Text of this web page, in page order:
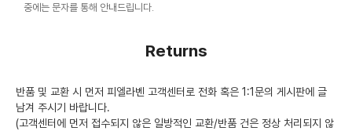
중에는 문자를 통해 안내드립니다.
Returns
반품 및 교환 시 먼저 피엘라벤 고객센터로 전화 혹은 1:1문의 게시판에 글
남겨 주시기 바랍니다.
(고객센터에 먼저 접수되지 않은 일방적인 교환/반품 건은 정상 처리되지 않